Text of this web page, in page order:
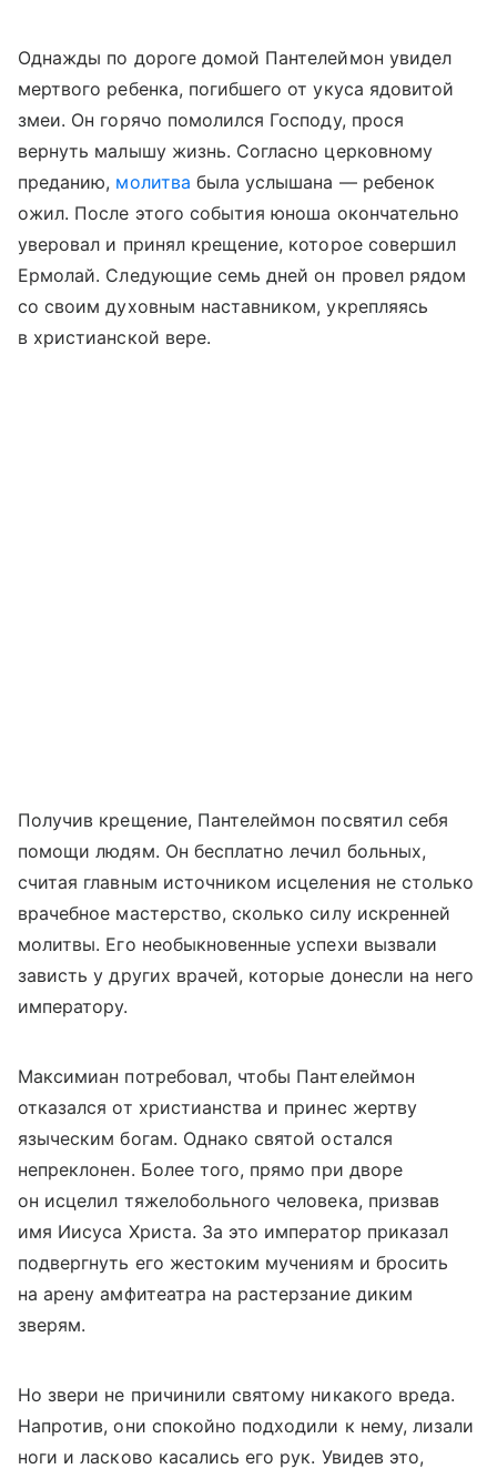
Однажды по дороге домой Пантелеймон увидел
мертвого ребенка, погибшего от укуса ядовитой
змеи. Он горячо помолился Господу, прося
вернуть малышу жизнь. Согласно церковному
преданию, молитва была услышана — ребенок
ожил. После этого события юноша окончательно
уверовал и принял крещение, которое совершил
Ермолай. Следующие семь дней он провел рядом
со своим духовным наставником, укрепляясь
в христианской вере.
Получив крещение, Пантелеймон посвятил себя
помощи людям. Он бесплатно лечил больных,
считая главным источником исцеления не столько
врачебное мастерство, сколько силу искренней
молитвы. Его необыкновенные успехи вызвали
зависть у других врачей, которые донесли на него
императору.
Максимиан потребовал, чтобы Пантелеймон
отказался от христианства и принес жертву
языческим богам. Однако святой остался
непреклонен. Более того, прямо при дворе
он исцелил тяжелобольного человека, призвав
имя Иисуса Христа. За это император приказал
подвергнуть его жестоким мучениям и бросить
на арену амфитеатра на растерзание диким
зверям.
Но звери не причинили святому никакого вреда.
Напротив, они спокойно подходили к нему, лизали
ноги и ласково касались его рук. Увидев это,